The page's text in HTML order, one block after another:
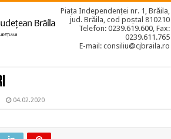
Piața Independenței nr. 1, Brăila,
jud. Brăila, cod poștal 810210
Telefon: 0239.619.600, Fax:
0239.611.765
E-mail: consiliu@cjbraila.ro
04.02.2020